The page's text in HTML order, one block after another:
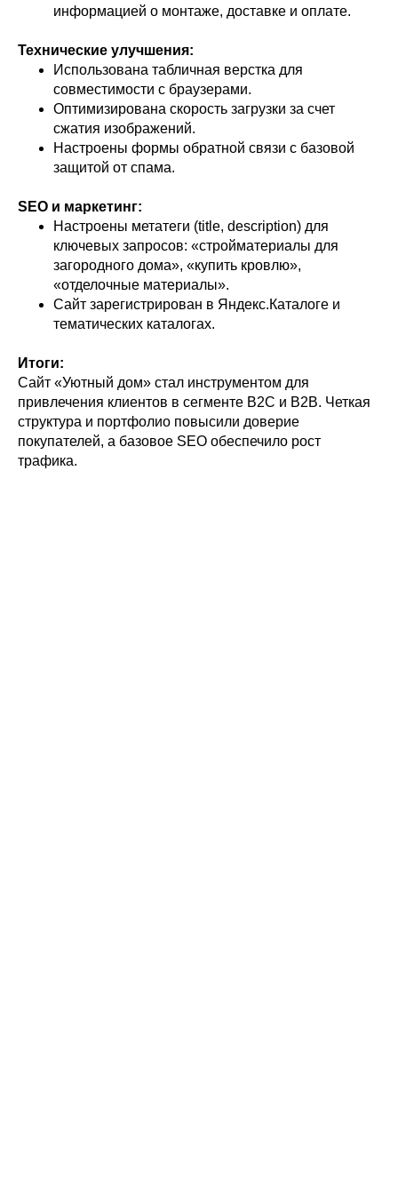
информацией о монтаже, доставке и оплате.
Технические улучшения:
Использована табличная верстка для
совместимости с браузерами.
Оптимизирована скорость загрузки за счет
сжатия изображений.
Настроены формы обратной связи с базовой
защитой от спама.
SEO и маркетинг:
Настроены метатеги (title, description) для
ключевых запросов: «стройматериалы для
загородного дома», «купить кровлю»,
«отделочные материалы».
Сайт зарегистрирован в Яндекс.Каталоге и
тематических каталогах.
Итоги:
Сайт «Уютный дом» стал инструментом для
привлечения клиентов в сегменте B2C и B2B. Четкая
структура и портфолио повысили доверие
покупателей, а базовое SEO обеспечило рост
трафика.